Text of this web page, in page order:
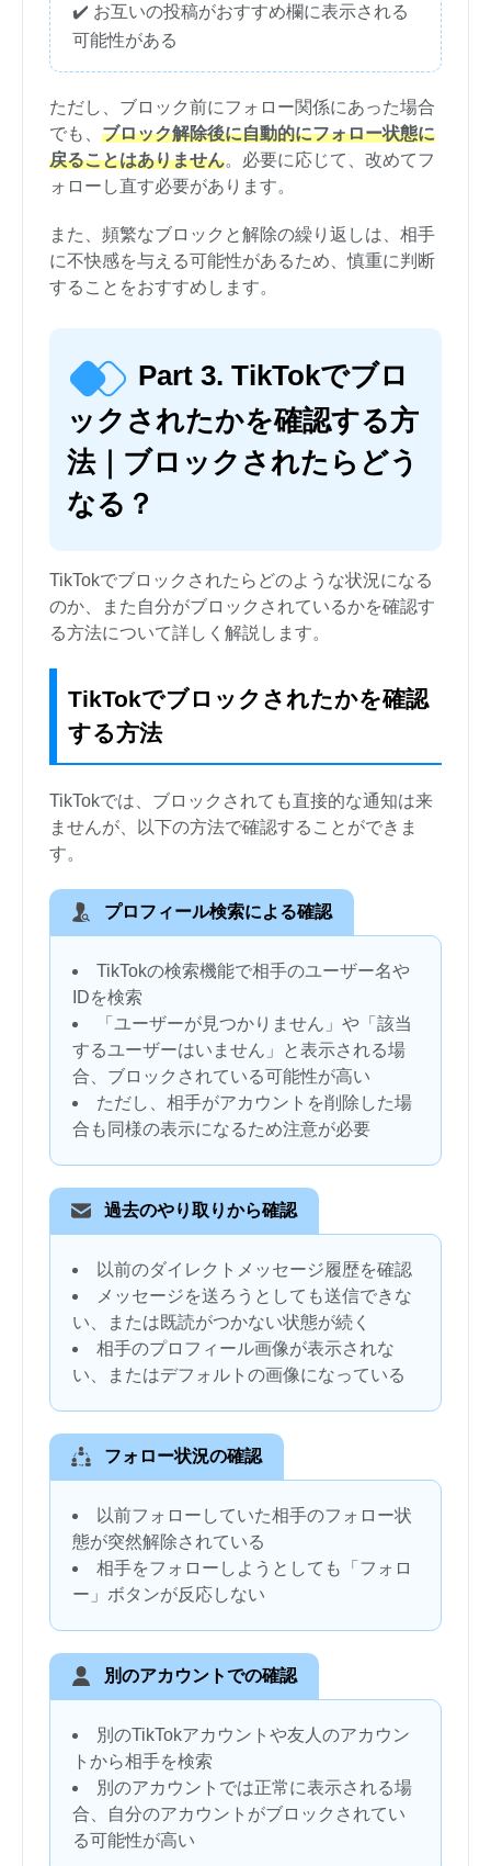
✔️ お互いの投稿がおすすめ欄に表示される
可能性がある
ただし、ブロック前にフォロー関係にあった場合
でも、 ブロック解除後に自動的にフォロー状態に
戻ることはありません。必要に応じて、改めてフ
ォローし直す必要があります。
また、頻繁なブロックと解除の繰り返しは、相手
に不快感を与える可能性があるため、慎重に判断
することをおすすめします。
Part 3. TikTokでブロ
ックされたかを確認する方
法｜ブロックされたらどう
なる？
TikTokでブロックされたらどのような状況になる
のか、また自分がブロックされているかを確認す
る方法について詳しく解説します。
TikTokでブロックされたかを確認
する方法
TikTokでは、ブロックされても直接的な通知は来
ませんが、以下の方法で確認することができま
す。
プロフィール検索による確認
TikTokの検索機能で相手のユーザー名や
IDを検索
「ユーザーが見つかりません」や「該当
するユーザーはいません」と表示される場
合、ブロックされている可能性が高い
ただし、相手がアカウントを削除した場
合も同様の表示になるため注意が必要
過去のやり取りから確認
以前のダイレクトメッセージ履歴を確認
メッセージを送ろうとしても送信できな
い、または既読がつかない状態が続く
相手のプロフィール画像が表示されな
い、またはデフォルトの画像になっている
フォロー状況の確認
以前フォローしていた相手のフォロー状
態が突然解除されている
相手をフォローしようとしても「フォロ
ー」ボタンが反応しない
別のアカウントでの確認
別のTikTokアカウントや友人のアカウン
トから相手を検索
別のアカウントでは正常に表示される場
合、自分のアカウントがブロックされてい
る可能性が高い